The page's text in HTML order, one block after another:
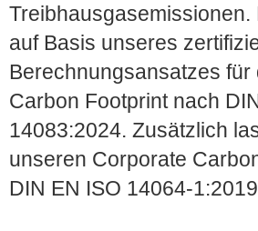
Treibhausgasemissionen.
auf Basis unseres
Berechnungsansatzes für
Carbon Footprint nach
14083:2024. Zusätzlich
unseren Corporate
DIN EN ISO 14064-